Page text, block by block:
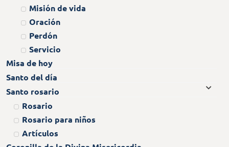
Misión de vida
Oración
Perdón
Servicio
Misa de hoy
Santo del día
Santo rosario
Rosario
Rosario para niños
Artículos